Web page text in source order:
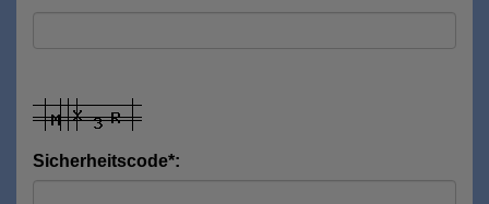
Sicherheitscode*: